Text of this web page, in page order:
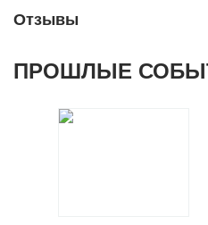
Отзывы
ПРОШЛЫЕ